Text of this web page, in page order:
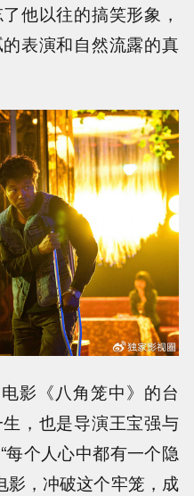
他以往的搞笑形象，
表演和自然流露的真
影《八角笼中》的台
，也是导演王宝强与
个人心中都有一个隐
影，冲破这个牢笼，成